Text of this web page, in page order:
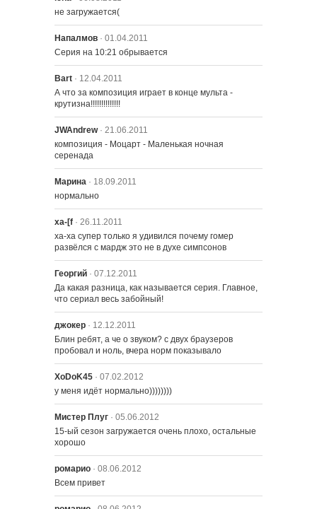
Свадьба
1518 – Поймайте если сможете
1519 – Просто Симпсон
1520 – Путь, на котором мы не
1522 – Новости Fraudcast
1501 – Дом Ужасов XIV
1502 – Моя мать - автоугонщица
не загружается(
Напалмов · 01.04.2011
Серия на 10:21 обрывается
Bart · 12.04.2011
А что за композиция играет в конце мульта -
крутизна!!!!!!!!!!!!!!
JWAndrew· 21.06.2011
композиция - Моцарт - Маленькая ночная
серенада
Марина · 18.09.2011
нормально
ха-[f · 26.11.2011
ха-ха супер только я удивился почему гомер
развёлся с мардж это не в духе симпсонов
Георгий · 07.12.2011
Да какая разница, как называется серия. Главное,
что сериал весь забойный!
джокер · 12.12.2011
Блин ребят, а че о звуком? с двух браузеров
пробовал и ноль, вчера норм показывало
XoDoK45 · 07.02.2012
у меня идёт нормально))))))))
Мистер Плуг · 05.06.2012
15-ый сезон загружается очень плохо, остальные
хорошо
ромарио · 08.06.2012
Всем привет